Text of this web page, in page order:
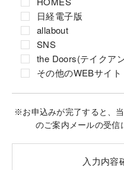
日経電子版
allabout
SNS
the Doors(テイクア
その他のWEBサイト
※お申込みが完了すると、
のご案内メールの受信